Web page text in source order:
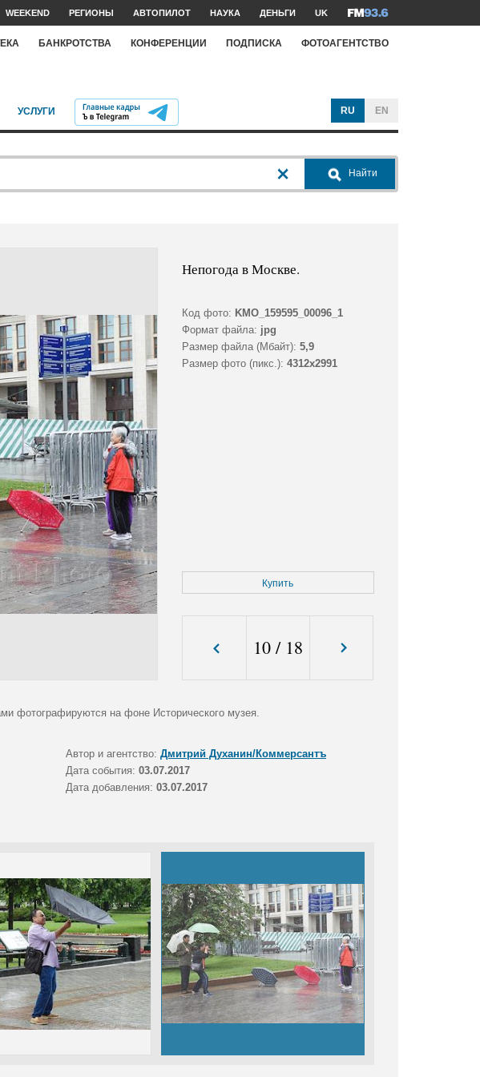
WEEKEND РЕГИОНЫ АВТОПИЛОТ НАУКА ДЕНЬГИ UK
БАНКРОТСТВА КОНФЕРЕНЦИИ ПОДПИСКА ФОТОАГЕНТСТВО
УСЛУГИ RU EN
Найти
Непогода в Москве.
Код фото: KMO_159595_00096_1
Формат файла: jpg
Размер файла (Мбайт): 5,9
Размер фото (пикс.): 4312x2991
Купить
10/ 18
фотографируются на фоне Исторического музея.
Автор и агентство: Дмитрий Духанин/Коммерсантъ
Дата события: 03.07.2017
Дата добавления: 03.07.2017